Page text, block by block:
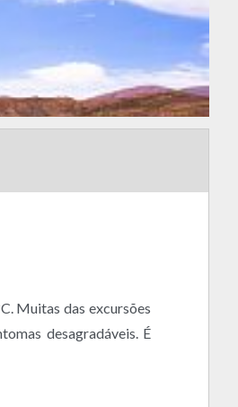
Muitas das excursões
desagradáveis. É